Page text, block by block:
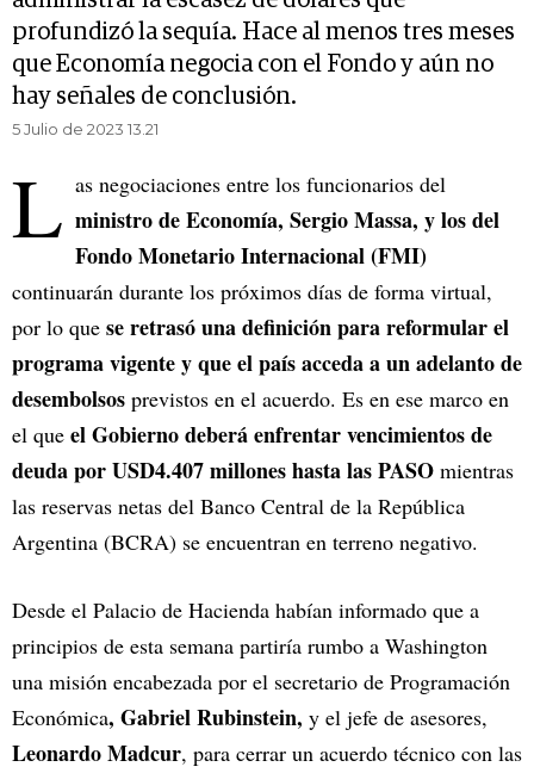
profundizó la sequía. Hace al menos tres meses
que Economía negocia con el Fondo y aún no
hay señales de conclusión.
5 Julio de 2023 13.21
L as negociaciones entre los funcionarios del
ministro de Economía, Sergio Massa, y los del
Fondo Monetario Internacional (FMI)
continuarán durante los próximos días de forma virtual,
por lo que se retrasó una definición para reformular el
programa vigente y que el país acceda a un adelanto de
desembolsos previstos en el acuerdo. Es en ese marco en
el que el Gobierno deberá enfrentar vencimientos de
deuda por USD4.407 millones hasta las PASO mientras
las reservas netas del Banco Central de la República
Argentina (BCRA) se encuentran en terreno negativo.
Desde el Palacio de Hacienda habían informado que a
principios de esta semana partiría rumbo a Washington
una misión encabezada por el secretario de Programación
Económica, Gabriel Rubinstein, y el jefe de asesores,
Leonardo Madcur, para cerrar un acuerdo técnico con las